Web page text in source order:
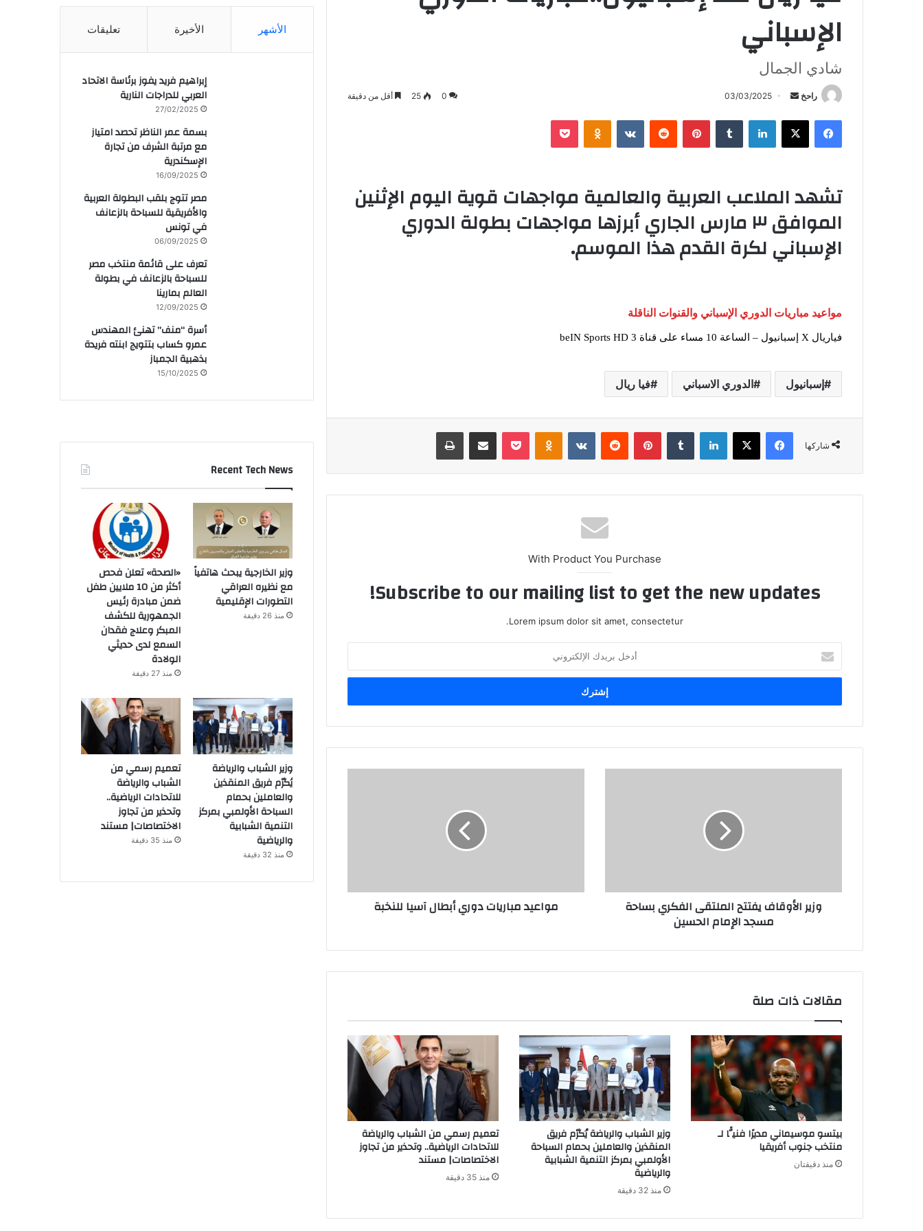
الإسباني
شادي الجمال
راحخ
أرسل 03/03/2025
0
25 أقل من دقيقة
فيسبوك X لينكدإن بينتيريست Odnoklassniki
بوكيت
تشهد الملاعب العربية والعالمية مواجهات قوية اليوم الإثنين
الموافق ٣ مارس الجاري أبرزها مواجهات بطولة الدوري
الإسباني لكرة القدم هذا الموسم.
مواعيد مباريات الدوري الإسباني والقنوات الناقلة
فياريال X إسبانيول – الساعة 10 مساء على قناة beIN Sports HD 3
إسبانيول الدوري الاسباني فيا ريال
شاركها
فيسبوك X لينكدإن بينتيريست Odnoklassniki
بوكيت مشاركة عبر البريد طباعة
With Product You Purchase
Subscribe to our mailing list to get the new updates!
Lorem ipsum dolor sit amet, consectetur.
بريدك
الإلكتروني
وزير الأوقاف يفتتح الملتقى الفكري بساحة
مسجد الإمام الحسين
مواعيد مباريات دوري أبطال آسيا للنخبة
مقالات ذات صلة
بيتسو موسيماني مديرًا فنيًّا لـ
منتخب جنوب أفريقيا
منذ دقيقتان
وزير الشباب والرياضة يُكرّم فريق
المنقذين والعاملين بحمام السباحة
الأولمبي بمركز التنمية الشبابية
والرياضية
منذ 32 دقيقة
تعميم رسمي من الشباب والرياضة
للاتحادات الرياضية.. وتحذير من تجاوز
الاختصاصات| مستند
منذ 35 دقيقة
الأشهر الأخيرة تعليقات
إبراهيم فريد يفوز برئاسة الاتحاد
العربي للدراجات النارية
27/02/2025
بسمة عمر الناظر تحصد امتياز
مع مرتبة الشرف من تجارة
الإسكندرية
16/09/2025
مصر تتوج بلقب البطولة العربية
والأفريقية للسباحة بالزعانف
في تونس
06/09/2025
تعرف على قائمة منتخب مصر
للسباحة بالزعانف في بطولة
العالم بمارينا
12/09/2025
أسرة “منف” تهنئ المهندس
عمرو كساب بتتويج ابنته فريدة
بذهبية الجمباز
15/10/2025
Recent Tech News
وزير الخارجية يبحث هاتفياً
مع نظيره العراقي
التطورات الإقليمية
منذ 26 دقيقة
«الصحة» تعلن فحص
أكثر من 10 ملايين طفل
ضمن مبادرة رئيس
الجمهورية للكشف
المبكر وعلاج فقدان
السمع لدى حديثي
الولادة
منذ 27 دقيقة
وزير الشباب والرياضة
يُكرّم فريق المنقذين
والعاملين بحمام
السباحة الأولمبي بمركز
التنمية الشبابية
والرياضية
منذ 32 دقيقة
تعميم رسمي من
الشباب والرياضة
للاتحادات الرياضية..
وتحذير من تجاوز
الاختصاصات| مستند
منذ 35 دقيقة